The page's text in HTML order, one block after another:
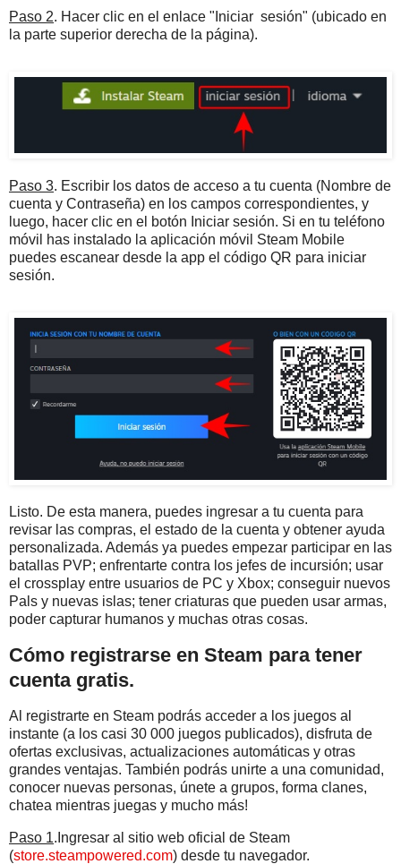
Paso 2. Hacer clic en el enlace "Iniciar sesión" (ubicado en
la parte superior derecha de la página).
Paso 3. Escribir los datos de acceso a tu cuenta (Nombre de
cuenta y Contraseña) en los campos correspondientes, y
luego, hacer clic en el botón Iniciar sesión. Si en tu teléfono
móvil has instalado la aplicación móvil Steam Mobile
puedes escanear desde la app el código QR para iniciar
sesión.
Listo. De esta manera, puedes ingresar a tu cuenta para
revisar las compras, el estado de la cuenta y obtener ayuda
personalizada. Además ya puedes empezar participar en las
batallas PVP; enfrentarte contra los jefes de incursión; usar
el crossplay entre usuarios de PC y Xbox; conseguir nuevos
Pals y nuevas islas; tener criaturas que pueden usar armas,
poder capturar humanos y muchas otras cosas.
Cómo registrarse en Steam para tener
cuenta gratis.
Al registrarte en Steam podrás acceder a los juegos al
instante (a los casi 30 000 juegos publicados), disfruta de
ofertas exclusivas, actualizaciones automáticas y otras
grandes ventajas. También podrás unirte a una comunidad,
conocer nuevas personas, únete a grupos, forma clanes,
chatea mientras juegas y mucho más!
Paso 1.Ingresar al sitio web oficial de Steam
(store.steampowered.com) desde tu navegador.